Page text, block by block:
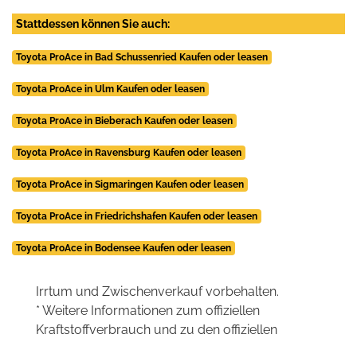
Stattdessen können Sie auch:
Toyota ProAce in Bad Schussenried Kaufen oder leasen
Toyota ProAce in Ulm Kaufen oder leasen
Toyota ProAce in Bieberach Kaufen oder leasen
Toyota ProAce in Ravensburg Kaufen oder leasen
Toyota ProAce in Sigmaringen Kaufen oder leasen
Toyota ProAce in Friedrichshafen Kaufen oder leasen
Toyota ProAce in Bodensee Kaufen oder leasen
Irrtum und Zwischenverkauf vorbehalten.
* Weitere Informationen zum offiziellen
Kraftstoffverbrauch und zu den offiziellen